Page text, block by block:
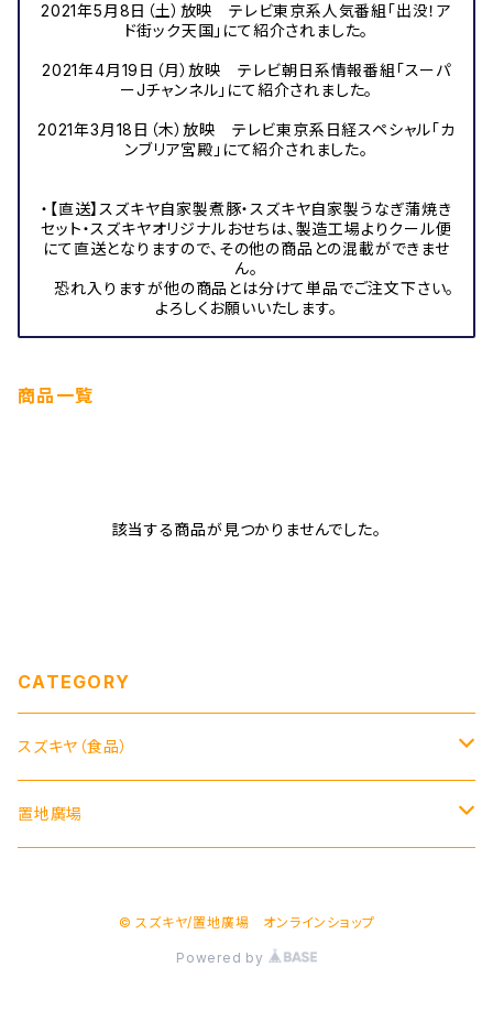
2021年5月8日（土）放映 テレビ東京系人気番組「出没！ア
ド街ック天国」にて紹介されました。
2021年4月19日（月）放映 テレビ朝日系情報番組「スーパ
ーJチャンネル」にて紹介されました。
2021年3月18日（木）放映 テレビ東京系日経スペシャル「カ
ンブリア宮殿」にて紹介されました。
・【直送】スズキヤ自家製煮豚・スズキヤ自家製うなぎ蒲焼き
セット・スズキヤオリジナルおせちは、製造工場よりクール便
にて直送となりますので、その他の商品との混載ができませ
ん。
恐れ入りますが他の商品とは分けて単品でご注文下さい。
よろしくお願いいたします。
商品一覧
該当する商品が見つかりませんでした。
CATEGORY
スズキヤ（食品）
ジャム
置地廣場
© スズキヤ/置地廣場 オンラインショップ
Powered by